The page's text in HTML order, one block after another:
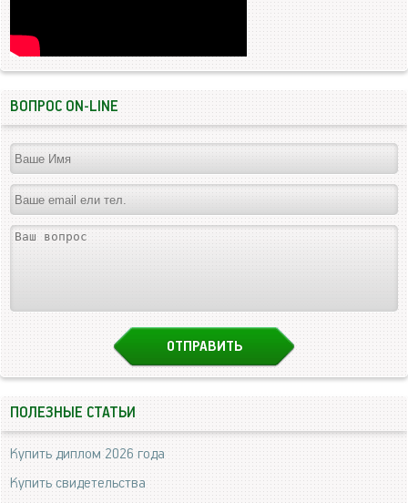
ВОПРОС ON-LINE
ПОЛЕЗНЫЕ СТАТЬИ
Купить диплом 2026 года
Купить свидетельства